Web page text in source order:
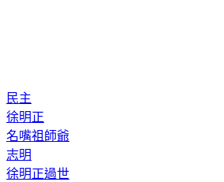
民主
徐明正
名嘴祖師爺
志明
徐明正過世